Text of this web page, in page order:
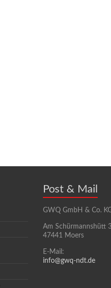
Post & Mail
GWQ GmbH & Co.
Am Schürmannshütt
47441 Moers
E-Mail:
info@gwq-ndt.de